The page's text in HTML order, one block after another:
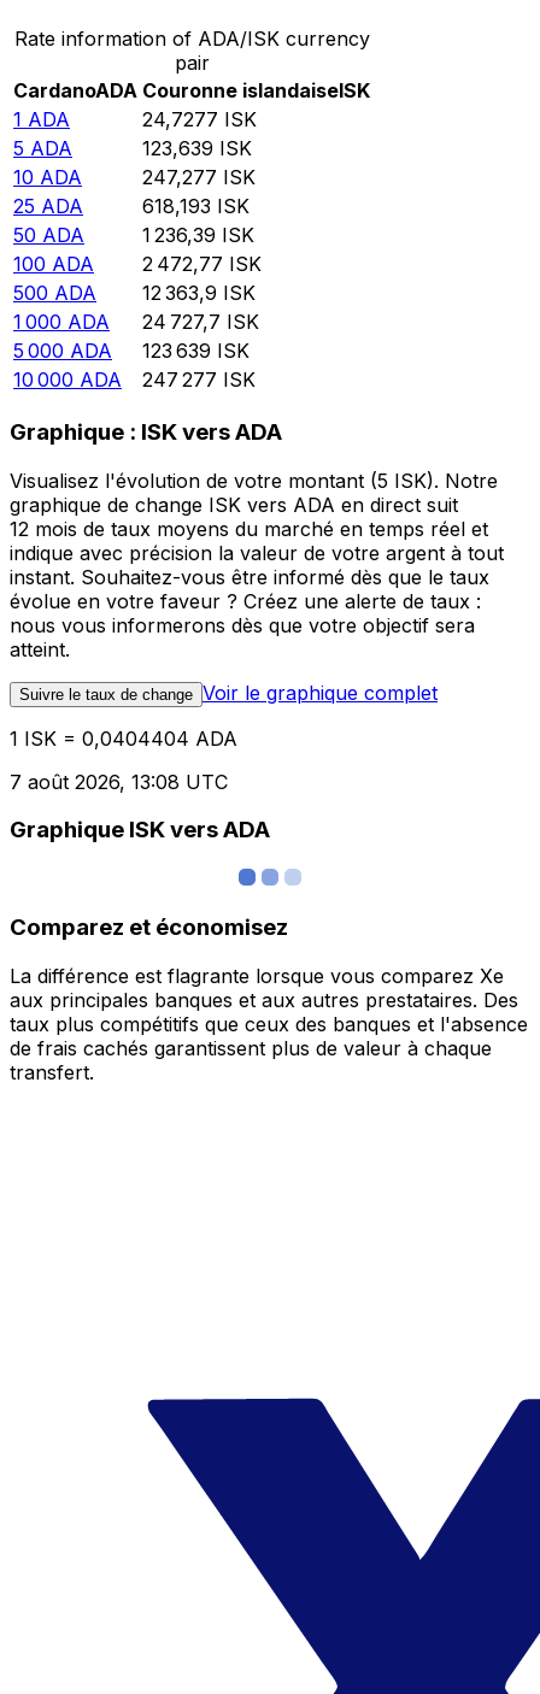
Rate information of ADA/ISK currency
pair
CardanoADA Couronne islandaiseISK
1 ADA 24,7277 ISK
5 ADA 123,639 ISK
10 ADA 247,277 ISK
25 ADA 618,193 ISK
50 ADA 1 236,39 ISK
100 ADA 2 472,77 ISK
500 ADA 12 363,9 ISK
1 000 ADA 24 727,7 ISK
5 000 ADA 123 639 ISK
10 000 ADA 247 277 ISK
Graphique : ISK vers ADA
Visualisez l'évolution de votre montant (5 ISK). Notre
graphique de change ISK vers ADA en direct suit
12 mois de taux moyens du marché en temps réel et
indique avec précision la valeur de votre argent à tout
instant. Souhaitez-vous être informé dès que le taux
évolue en votre faveur ? Créez une alerte de taux :
nous vous informerons dès que votre objectif sera
atteint.
Suivre le taux de change Voir le graphique complet
1 ISK = 0,0404404 ADA
7 août 2026, 13:08 UTC
Graphique ISK vers ADA
Comparez et économisez
La différence est flagrante lorsque vous comparez Xe
aux principales banques et aux autres prestataires. Des
taux plus compétitifs que ceux des banques et l'absence
de frais cachés garantissent plus de valeur à chaque
transfert.